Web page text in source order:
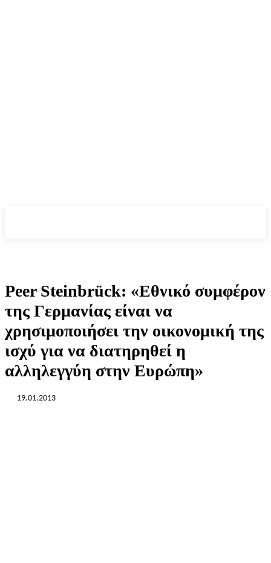
Peer Steinbrück: «Εθνικό συμφέρον
της Γερμανίας είναι να
χρησιμοποιήσει την οικονομική της
ισχύ για να διατηρηθεί η
αλληλεγγύη στην Ευρώπη»
19.01.2013